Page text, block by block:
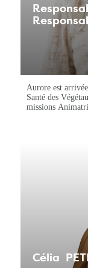
Aurore est
Santé des
missions
Célia